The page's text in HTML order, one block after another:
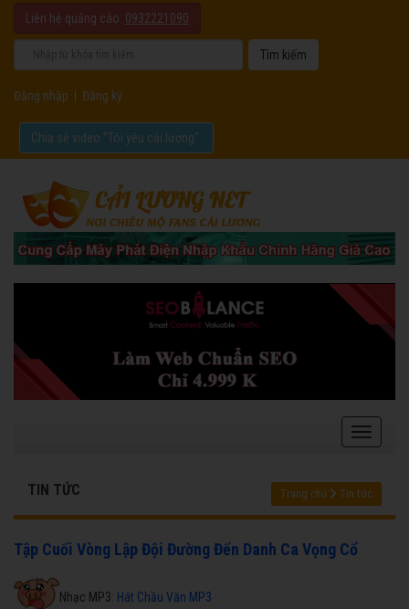
Liên hệ quảng cáo: 0932221090
Đăng nhập Đăng ký
Chia sẻ video "Tôi yêu cải lương".
TIN TỨC Trang chủ Tin tức
Tập Cuối Vòng Lập Đội Đường Đến Danh Ca Vọng Cổ
Nhạc MP3: Hát Chầu Văn MP3